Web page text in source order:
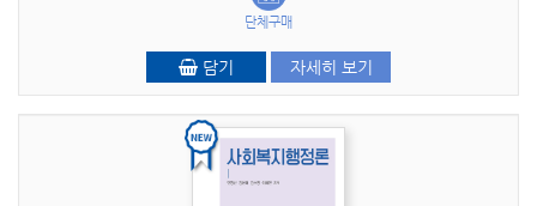
단체구매
담기 자세히 보기